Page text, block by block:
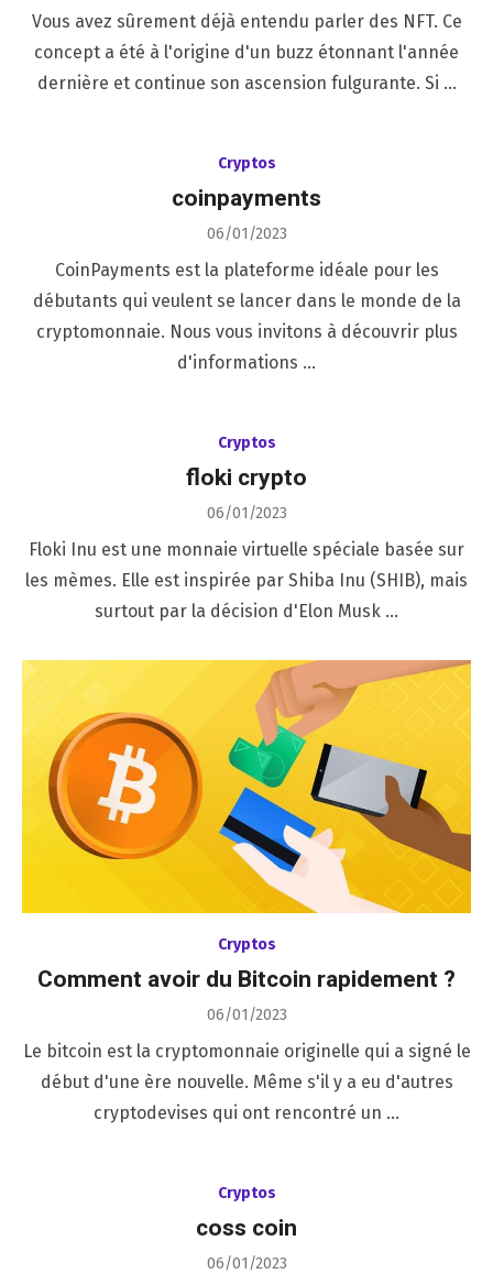
Vous avez sûrement déjà entendu parler des NFT. Ce
concept a été à l'origine d'un buzz étonnant l'année
dernière et continue son ascension fulgurante. Si …
Cryptos
coinpayments
Posted
06/01/2023
CoinPayments est la plateforme idéale pour les
débutants qui veulent se lancer dans le monde de la
cryptomonnaie. Nous vous invitons à découvrir plus
d'informations …
Cryptos
floki crypto
Posted
06/01/2023
Floki Inu est une monnaie virtuelle spéciale basée sur
les mèmes. Elle est inspirée par Shiba Inu (SHIB), mais
surtout ​​par la décision d'Elon Musk …
Cryptos
Comment avoir du Bitcoin rapidement ?
Posted
06/01/2023
Le bitcoin est la cryptomonnaie originelle qui a signé le
début d'une ère nouvelle. Même s'il y a eu d'autres
cryptodevises qui ont rencontré un …
Cryptos
coss coin
Posted
06/01/2023